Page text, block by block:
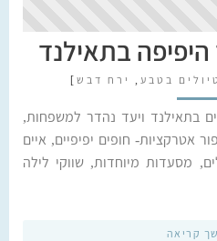
בתאילנד
טיולים בטבע , ירח דבש ]
בתאילנד ויעד נהדר למשפחות,
אטרקציות- חופים יפיפיים, איים
מסעדות מיוחדות, שווקי לילה
קריאה